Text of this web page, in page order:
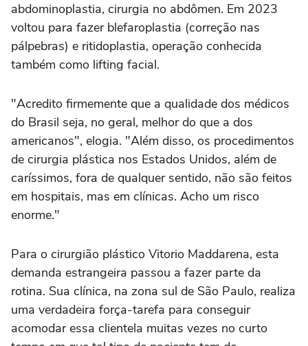
abdominoplastia, cirurgia no abdômen. Em 2023
voltou para fazer blefaroplastia (correção nas
pálpebras) e ritidoplastia, operação conhecida
também como lifting facial.
"Acredito firmemente que a qualidade dos médicos
do Brasil seja, no geral, melhor do que a dos
americanos", elogia. "Além disso, os procedimentos
de cirurgia plástica nos Estados Unidos, além de
caríssimos, fora de qualquer sentido, não são feitos
em hospitais, mas em clínicas. Acho um risco
enorme."
Para o cirurgião plástico Vitorio Maddarena, esta
demanda estrangeira passou a fazer parte da
rotina. Sua clínica, na zona sul de São Paulo, realiza
uma verdadeira força-tarefa para conseguir
acomodar essa clientela muitas vezes no curto